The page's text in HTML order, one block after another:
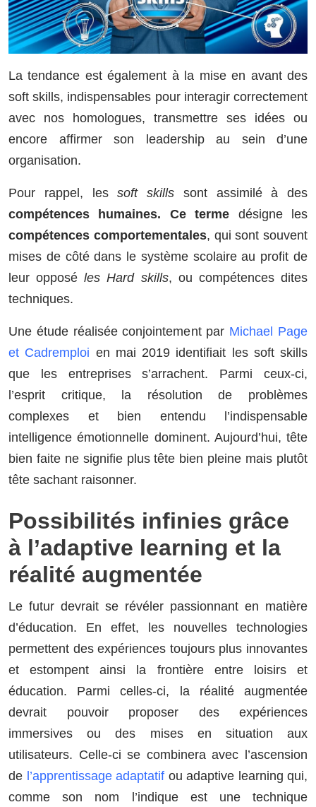
La tendance est également à la mise en avant des
soft skills, indispensables pour interagir correctement
avec nos homologues, transmettre ses idées ou
encore affirmer son leadership au sein d’une
organisation.
Pour rappel, lessoft skills sont assimilé à des
compétences humaines. Ce terme désigne les
compétences comportementales, qui sont souvent
mises de côté dans le système scolaire au profit de
leur opposéles Hard skills, ou compétences dites
techniques.
Une étude réalisée conjointement par Michael Page
et Cadremploi en mai 2019 identifiait les soft skills
que les entreprises s’arrachent. Parmi ceux-ci,
l’esprit critique, la résolution de problèmes
complexes et bien entendu l’indispensable
intelligence émotionnelle dominent. Aujourd’hui, tête
bien faite ne signifie plus tête bien pleine mais plutôt
tête sachant raisonner.
Possibilités infinies grâce
à l’adaptive learning et la
réalité augmentée
Le futur devrait se révéler passionnant en matière
d’éducation. En effet, les nouvelles technologies
permettent des expériences toujours plus innovantes
et estompent ainsi la frontière entre loisirs et
éducation. Parmi celles-ci, la réalité augmentée
devrait pouvoir proposer des expériences
immersives ou des mises en situation aux
utilisateurs. Celle-ci se combinera avec l’ascension
de l’apprentissage adaptatif ou adaptive learning qui,
comme son nom l’indique est une technique